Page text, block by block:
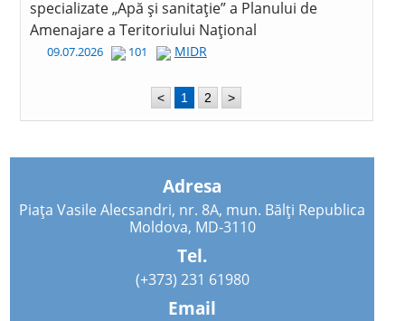
specializate „Apă și sanitație” a Planului de
Amenajare a Teritoriului Național
09.07.2026 101 MIDR
< 1 2 >
Adresa
Piața Vasile Alecsandri, nr. 8A, mun. Bălți Republica
Moldova, MD-3110
Tel.
(+373) 231 61980
Email